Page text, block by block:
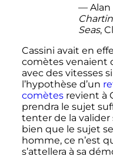
— Alan
Seas,
Cassini avait en
comètes venaient
avec des vitesses
l’hypothèse d’un
comètesrevient à
prendra le sujet
tenter de la
bien que le sujet
homme, ce n’est
s’attellera à sa